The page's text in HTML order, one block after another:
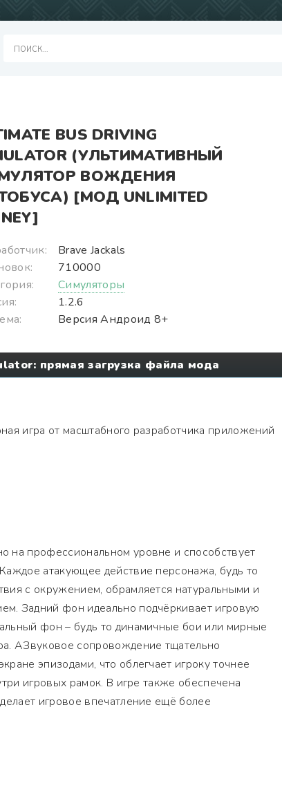
BUS DRIVING
(УЛЬТИМАТИВНЫЙ
ВОЖДЕНИЯ
[МОД UNLIMITED
Brave Jackals
710000
Симуляторы
1.2.6
Версия Андроид 8+
прямая загрузка файла мода
игра от масштабного разработчика приложений
на профессиональном уровне и способствует
атакующее действие персонажа, будь то
с окружением, обрамляется натуральными и
Задний фон идеально подчёркивает игровую
фон – будь то динамичные бои или мирные
АЗвуковое сопровождение тщательно
эпизодами, что облегчает игроку точнее
игровых рамок. В игре также обеспечена
игровое впечатление ещё более